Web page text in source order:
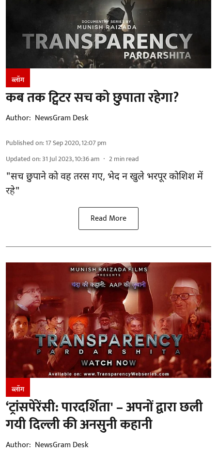
ब्लॉग
कब तक ट्विटर सच को छुपाता रहेगा?
Author: NewsGram Desk
Published on:17 Sep 2020, 12:07 pm
Updated on:31 Jul 2023, 10:36 am 2min read
"सच छुपाने को वह तरस गए, भेद न खुले भरपूर कोशिश में
रहे"
Read More
ब्लॉग
‘ट्रांसपेरेंसी: पारदर्शिता' – अपनों द्वारा छली
गयी दिल्ली की अनसुनी कहानी
Author: NewsGram Desk